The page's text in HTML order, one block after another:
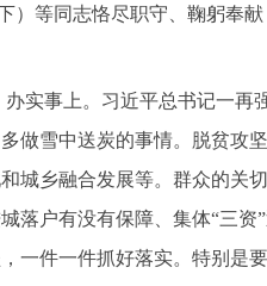
等同志恪尽职守、鞠躬奉
实事上。习近平总书记一再
做雪中送炭的事情。脱贫攻
城乡融合发展等。群众的关
落户有没有保障、集体“三资
件一件抓好落实。特别是